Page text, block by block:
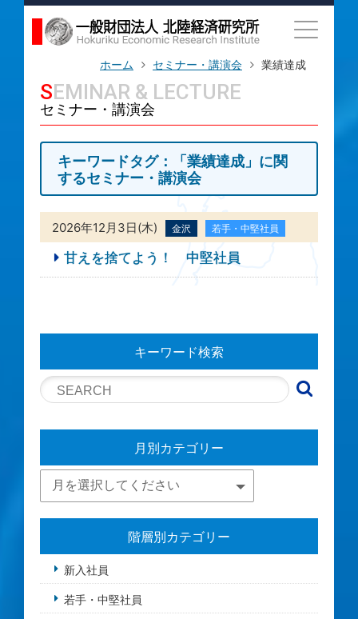
ホーム セミナー・講演会 業績達成
SEMINAR & LECTURE
セミナー・講演会
キーワードタグ：「業績達成」に関
するセミナー・講演会
2026年12月3日(木) 金沢 若手・中堅社員
甘えを捨てよう！ 中堅社員
キーワード検索
月別カテゴリー
階層別カテゴリー
新入社員
若手・中堅社員